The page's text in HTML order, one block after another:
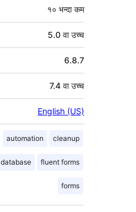
१० भन्दा कम
5.0 वा उच्च
6.8.7
7.4 वा उच्च
English (US)
automation cleanup
database fluent forms
forms